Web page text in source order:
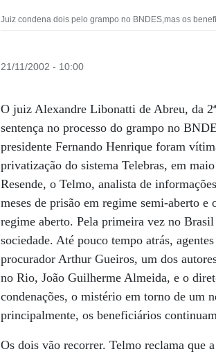
Juiz condena dois pelo grampo no BNDES,mas os
21/11/2002 - 10:00
O juiz Alexandre Libonatti de Abreu, da
sentença no processo do grampo no
presidente Fernando Henrique foram
privatização do sistema Telebras, em
Resende, o Telmo, analista de
meses de prisão em regime semi-aberto
regime aberto. Pela primeira vez no
sociedade. Até pouco tempo atrás,
procurador Arthur Gueiros, um dos
no Rio, João Guilherme Almeida, e o
condenações, o mistério em torno de um
principalmente, os beneficiários
Os dois vão recorrer. Telmo reclama que